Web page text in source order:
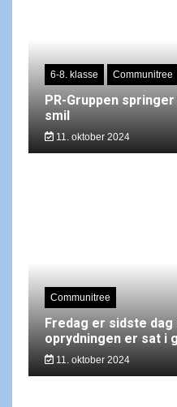
6-8. klasse Communitree
PR-Gruppen
smil
11. oktober 2024
Communitree
Fredag er sidste
oprydningen er sat i
11. oktober 2024